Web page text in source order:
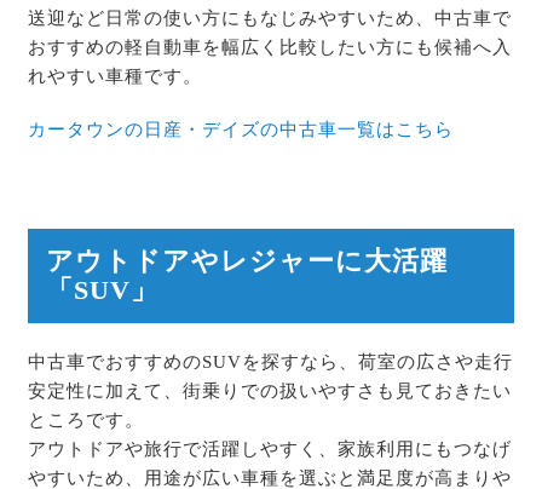
送迎など日常の使い方にもなじみやすいため、中古車で
おすすめの軽自動車を幅広く比較したい方にも候補へ入
れやすい車種です。
カータウンの日産・デイズの中古車一覧はこちら
アウトドアやレジャーに大活躍
「SUV」
中古車でおすすめのSUVを探すなら、荷室の広さや走行
安定性に加えて、街乗りでの扱いやすさも見ておきたい
ところです。
アウトドアや旅行で活躍しやすく、家族利用にもつなげ
やすいため、用途が広い車種を選ぶと満足度が高まりや